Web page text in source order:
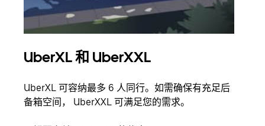
UberXL 和 UberXXL
UberXL 可容纳最多 6 人同行。如需确保有充足后
备箱空间， UberXXL 可满足您的需求。